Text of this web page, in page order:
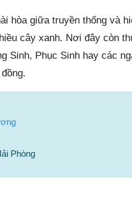
hòa giữa truyền thống và
cây xanh. Nơi đây còn
Sinh, Phục Sinh hay các
Phòng